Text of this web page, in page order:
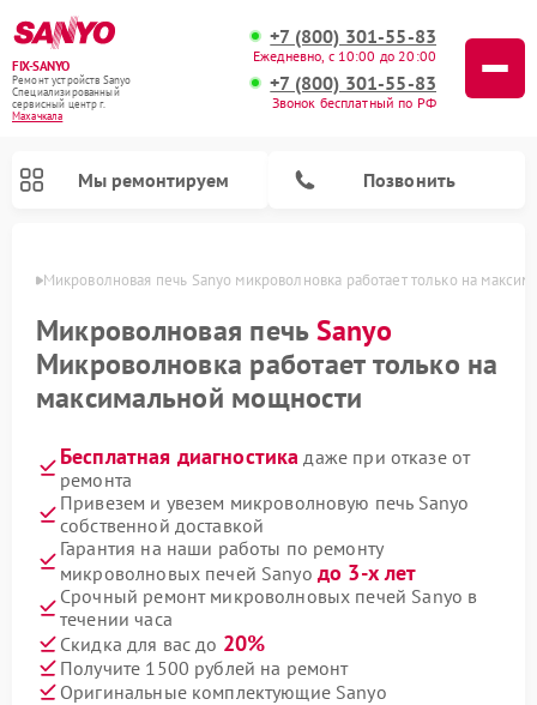
FIX-SANYO
Ремонт устройств Sanyo
Специализированный
cервисный центр г.
Махачкала
+7 (800) 301-55-83
Ежедневно, с 10:00 до 20:00
+7 (800) 301-55-83
Звонок бесплатный по РФ
Мы ремонтируем Позвонить
Микроволновая печь Sanyo микроволновка работает только на
Микроволновая печьSanyo
Микроволновка работает только на
максимальной мощности
Бесплатная диагностика даже при отказе от
ремонта
Привезем и увезем микроволновую печь Sanyo
собственной доставкой
Гарантия на наши работы по ремонту
микроволновых печей Sanyo до 3-х лет
Срочный ремонт микроволновых печей Sanyo в
течении часа
Скидка для вас до 20%
Получите 1500 рублей на ремонт
Оригинальные комплектующие Sanyo